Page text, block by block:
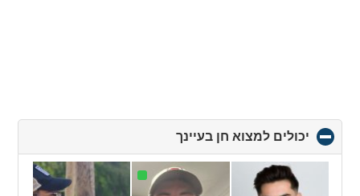
יכולים למצוא חן בעיינך
to
collapse
contents